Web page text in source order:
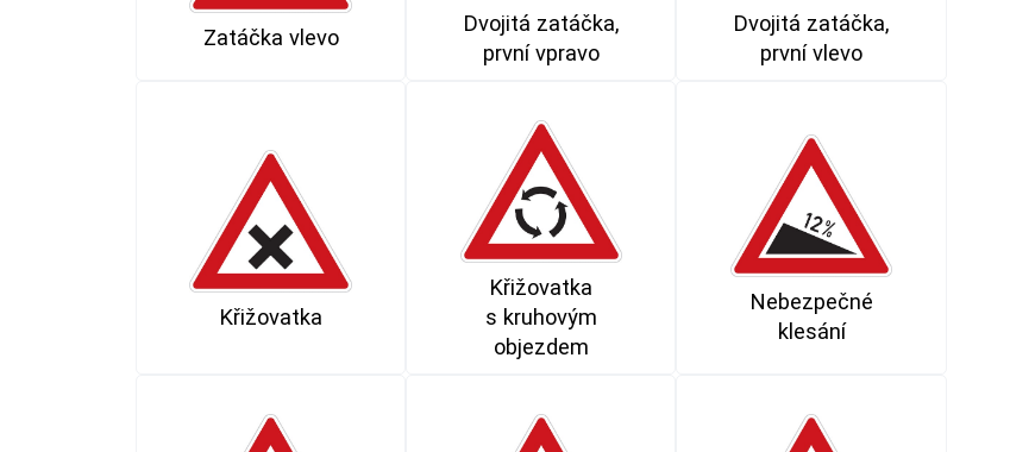
Zatáčka vlevo
Dvojitá zatáčka,
první vpravo
Dvojitá zatáčka,
první vlevo
Křižovatka
Křižovatka
s kruhovým
objezdem
Nebezpečné
klesání